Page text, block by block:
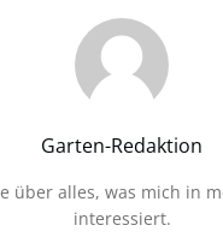
Garten-Redaktion
über alles, was mich in
interessiert.